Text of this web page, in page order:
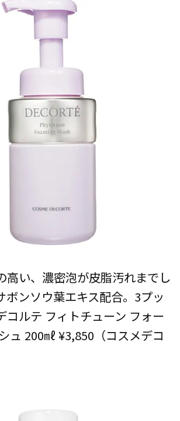
高い、濃密泡が皮脂汚れまでし
ボンソウ葉エキス配合。3プッ
コルテ フィトチューン フォー
ュ 200㎖ ¥3,850（コスメデコ